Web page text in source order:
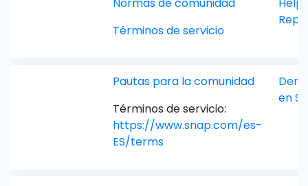
Normas de comunidad
Términos de servicio
Help
Pautas para la comunidad
Términos de servicio:
https://www.snap.com/es-
ES/terms
en